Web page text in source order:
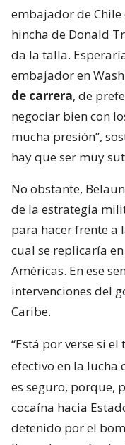
embajador de
hincha de Donald
da la talla.
embajador en
de carrera, de
negociar bien con
mucha presión”,
hay que ser muy
No obstante,
de la estrategia
para hacer frente a
cual se replicaría
Américas. En ese
intervenciones del
Caribe.
“Está por verse si
efectivo en la lucha
es seguro, porque,
cocaína hacia
detenido por el